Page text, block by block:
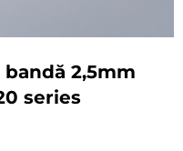
2,5mm
series